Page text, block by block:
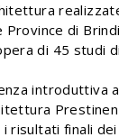
Province di
di 45 studi
introduttiva
i risultati finali